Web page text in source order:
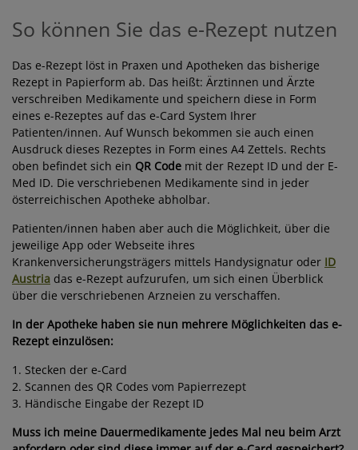
So können Sie das e-Rezept nutzen
Das e-Rezept löst in Praxen und Apotheken das bisherige
Rezept in Papierform ab. Das heißt: Ärztinnen und Ärzte
verschreiben Medikamente und speichern diese in Form
eines e-Rezeptes auf das e-Card System Ihrer
Patienten/innen. Auf Wunsch bekommen sie auch einen
Ausdruck dieses Rezeptes in Form eines A4 Zettels. Rechts
oben befindet sich ein QR Code mit der Rezept ID und der E-
Med ID. Die verschriebenen Medikamente sind in jeder
österreichischen Apotheke abholbar.
Patienten/innen haben aber auch die Möglichkeit, über die
jeweilige App oder Webseite ihres
Krankenversicherungsträgers mittels Handysignatur oder ID
Austria das e-Rezept aufzurufen, um sich einen Überblick
über die verschriebenen Arzneien zu verschaffen.
In der Apotheke haben sie nun mehrere Möglichkeiten das e-
Rezept einzulösen:
1. Stecken der e-Card
2. Scannen des QR Codes vom Papierrezept
3. Händische Eingabe der Rezept ID
Muss ich meine Dauermedikamente jedes Mal neu beim Arzt